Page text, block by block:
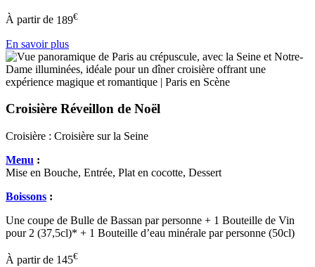
À partir de 189€
En savoir plus
Croisière Réveillon de Noël
Croisière : Croisière sur la Seine
Menu :
Mise en Bouche, Entrée, Plat en cocotte, Dessert
Boissons :
Une coupe de Bulle de Bassan par personne + 1 Bouteille de Vin
pour 2 (37,5cl)* + 1 Bouteille d’eau minérale par personne (50cl)
À partir de 145€